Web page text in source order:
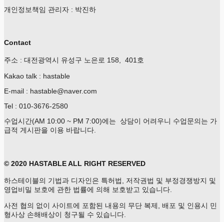
개인정보책임 관리자 : 박진하
Contact
주소 : 대전광역시 유성구 노은로 158, 401호
Kakao talk : hastable
E-mail : hastable@naver.com
Tel : 010-3676-2580
수업시간(AM 10:00 ~ PM 7:00)에는 상담이 어려우니 수업문의는 가
급적 게시판을 이용 바랍니다.
© 2020 HASTABLE ALL RIGHT RESERVED
하스테이블의 기법과 디자인은 특허법, 저작권법 및 부정경쟁방지 및
영업비밀 보호에 관한 법률에 의해 보호받고 있습니다.
사전 협의 없이 사이트에 포함된 내용의 무단 복제, 배포 및 인용시 민
형사상 손해배상이 청구될 수 있습니다.